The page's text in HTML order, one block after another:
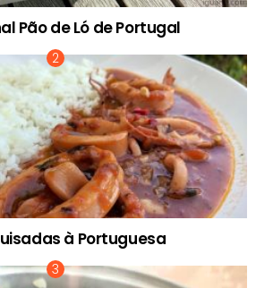
Pão de Ló de Portugal
à Portuguesa